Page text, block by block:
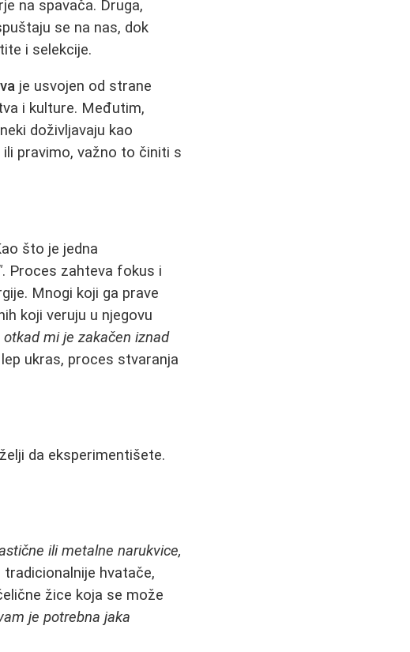
na spavača. Druga,
se na nas, dok
i selekcije.
je usvojen od strane
i kulture. Međutim,
doživljavaju kao
pravimo, važno to činiti s
što je jedna
. Proces zahteva fokus i
Mnogi koji ga prave
koji veruju u njegovu
mi je zakačen iznad
ukras, proces stvaranja
da eksperimentišete.
ili metalne narukvice,
tradicionalnije hvatače,
žice koja se može
je potrebna jaka